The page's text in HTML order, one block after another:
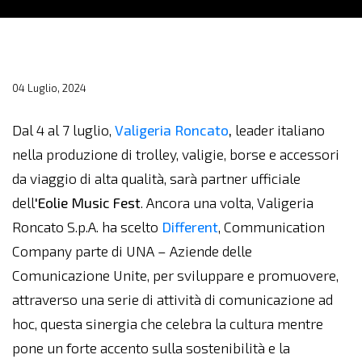
04 Luglio, 2024
Dal 4 al 7 luglio, Valigeria Roncato, leader italiano
nella produzione di trolley, valigie, borse e accessori
da viaggio di alta qualità, sarà partner ufficiale
dell'Eolie Music Fest. Ancora una volta, Valigeria
Roncato S.p.A. ha scelto Different, Communication
Company parte di UNA – Aziende delle
Comunicazione Unite, per sviluppare e promuovere,
attraverso una serie di attività di comunicazione ad
hoc, questa sinergia che celebra la cultura mentre
pone un forte accento sulla sostenibilità e la